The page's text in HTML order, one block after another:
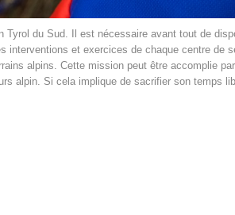
du Sud. Il est nécessaire avant tout de
interventions et exercices de chaque centre de
alpins. Cette mission peut être accomplie
alpin. Si cela implique de sacrifier son temps